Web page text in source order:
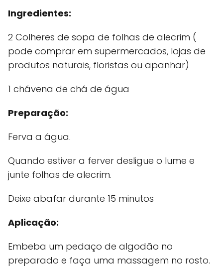
Ingredientes:
2 Colheres de sopa de folhas de alecrim (
pode comprar em supermercados, lojas de
produtos naturais, floristas ou apanhar)
1 chávena de chá de água
Preparação:
Ferva a água.
Quando estiver a ferver desligue o lume e
junte folhas de alecrim.
Deixe abafar durante 15 minutos
Aplicação:
Embeba um pedaço de algodão no
preparado e faça uma massagem no rosto.